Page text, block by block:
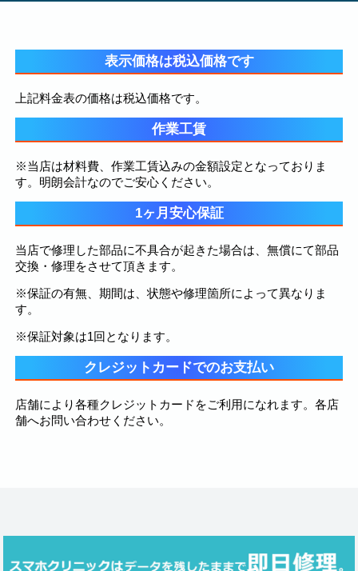
表示価格は税込価格です
上記料金表の価格は税込価格です。
作業工賃
※当店は材料費、作業工賃込みの金額設定となっておりま
す。明朗会計なのでご安心ください。
1ヶ月安心保証
当店で修理した部品に不具合が起きた場合は、無償にて部品
交換・修理をさせて頂きます。
※保証の有無、期間は、状態や修理箇所によって異なりま
す。
※保証対象は1回となります。
クレジットカードでのお支払い
店舗により各種クレジットカードをご利用になれます。各店
舗へお問い合わせください。